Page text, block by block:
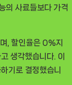
의 사료들보다 가격
, 할인율은 0%지
생각했습니다. 이
기로 결정했습니